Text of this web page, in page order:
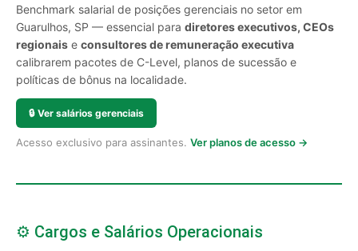
Benchmark salarial de posições gerenciais no setor em
Guarulhos, SP — essencial para diretores executivos, CEOs
regionais e consultores de remuneração executiva
calibrarem pacotes de C-Level, planos de sucessão e
políticas de bônus na localidade.
🔒 Ver salários gerenciais
Acesso exclusivo para assinantes. Ver planos de acesso →
⚙️ Cargos e Salários Operacionais